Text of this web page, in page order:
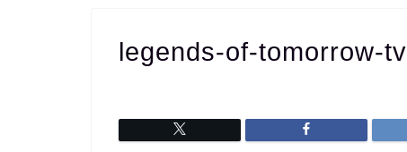
legends-of-tomorrow-tv